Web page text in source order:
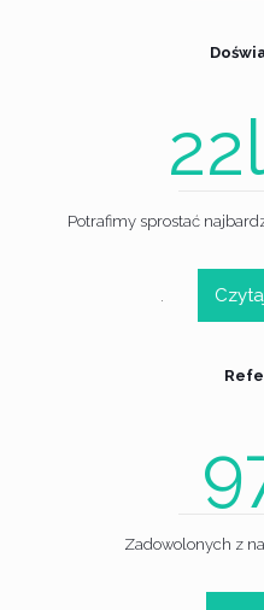
22
Potrafimy sprostać
.
Zadowolonych z